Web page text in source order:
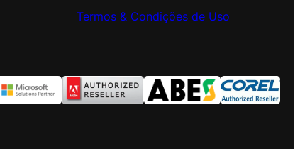
Termos & Condições de Uso